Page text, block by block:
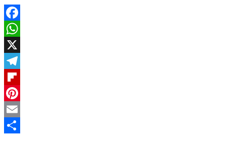
Facebook
WhatsApp
X
Telegram
Flipboard
Pinterest
Email